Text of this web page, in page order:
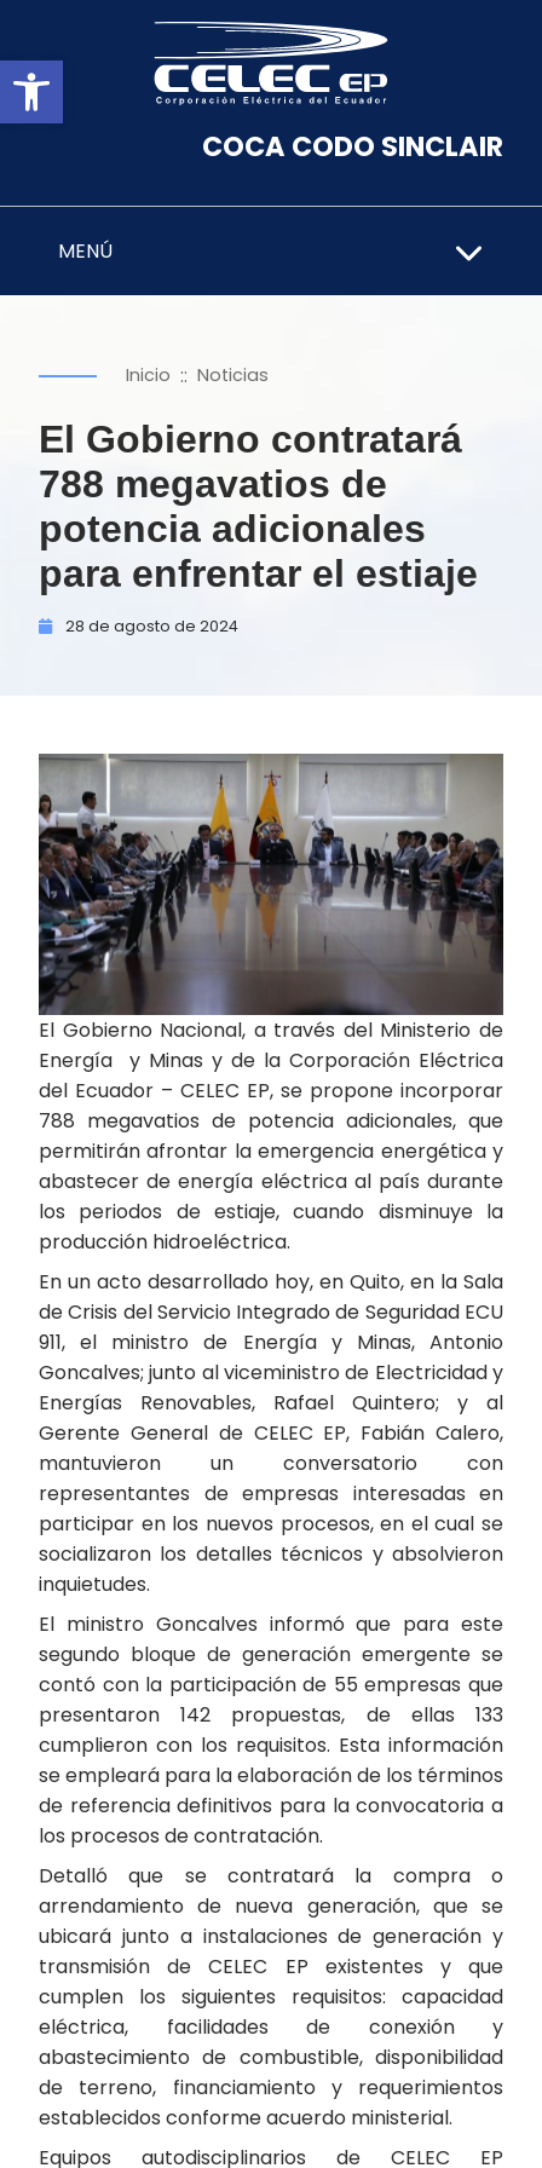
Abrir barra de herramientas
COCA CODO SINCLAIR
MENÚ
Inicio :: Noticias
El Gobierno contratará
788 megavatios de
potencia adicionales
para enfrentar el estiaje
28 de agosto de 2024
El Gobierno Nacional, a través del Ministerio de
Energía y Minas y de la Corporación Eléctrica
del Ecuador – CELEC EP, se propone incorporar
788 megavatios de potencia adicionales, que
permitirán afrontar la emergencia energética y
abastecer de energía eléctrica al país durante
los periodos de estiaje, cuando disminuye la
producción hidroeléctrica.
En un acto desarrollado hoy, en Quito, en la Sala
de Crisis del Servicio Integrado de Seguridad ECU
911, el ministro de Energía y Minas, Antonio
Goncalves; junto al viceministro de Electricidad y
Energías Renovables, Rafael Quintero; y al
Gerente General de CELEC EP, Fabián Calero,
mantuvieron un conversatorio con
representantes de empresas interesadas en
participar en los nuevos procesos, en el cual se
socializaron los detalles técnicos y absolvieron
inquietudes.
El ministro Goncalves informó que para este
segundo bloque de generación emergente se
contó con la participación de 55 empresas que
presentaron 142 propuestas, de ellas 133
cumplieron con los requisitos. Esta información
se empleará para la elaboración de los términos
de referencia definitivos para la convocatoria a
los procesos de contratación.
Detalló que se contratará la compra o
arrendamiento de nueva generación, que se
ubicará junto a instalaciones de generación y
transmisión de CELEC EP existentes y que
cumplen los siguientes requisitos: capacidad
eléctrica, facilidades de conexión y
abastecimiento de combustible, disponibilidad
de terreno, financiamiento y requerimientos
establecidos conforme acuerdo ministerial.
Equipos autodisciplinarios de CELEC EP